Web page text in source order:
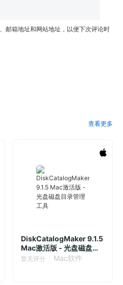
邮箱地址和网站地址，以便下次评论时
查看更多
DiskCatalogMaker 9.1.5
Mac激活版 - 光盘磁盘目
录管理工具
暂无评分 Mac软件